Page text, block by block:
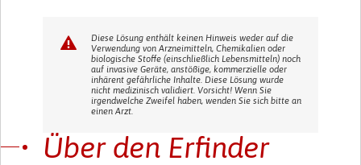
Diese Lösung enthält keinen Hinweis weder auf die
Verwendung von Arzneimitteln, Chemikalien oder
biologische Stoffe (einschließlich Lebensmitteln) noch
auf invasive Geräte, anstößige, kommerzielle oder
inhärent gefährliche Inhalte. Diese Lösung wurde
nicht medizinisch validiert. Vorsicht! Wenn Sie
irgendwelche Zweifel haben, wenden Sie sich bitte an
einen Arzt.
Über den Erfinder